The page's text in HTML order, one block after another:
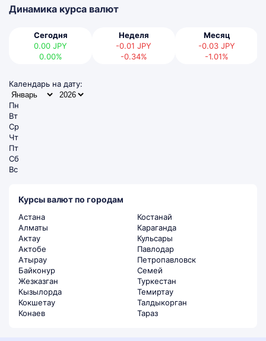
Динамика курса валют
Сегодня
0.00 JPY
0.00%
Неделя
-0.01 JPY
-0.34%
Месяц
-0.03 JPY
-1.01%
Календарь на дату:
Пн
Вт
Ср
Чт
Пт
Сб
Вс
Курсы валют по городам
Астана
Алматы
Актау
Актобе
Атырау
Байконур
Жезказган
Кызылорда
Кокшетау
Конаев
Костанай
Караганда
Кульсары
Павлодар
Петропавловск
Семей
Туркестан
Темиртау
Талдыкорган
Тараз